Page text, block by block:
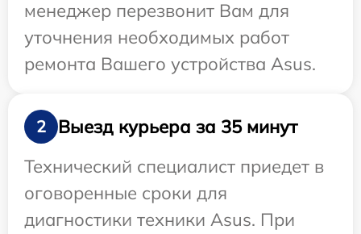
менеджер перезвонит Вам для
уточнения необходимых работ
ремонта Вашего устройства Asus.
2
Выезд курьера за 35 минут
Технический специалист приедет в
оговоренные сроки для
диагностики техники Asus. При